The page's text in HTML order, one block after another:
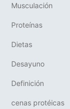
Musculación
Proteínas
Dietas
Desayuno
Definición
cenas protéicas